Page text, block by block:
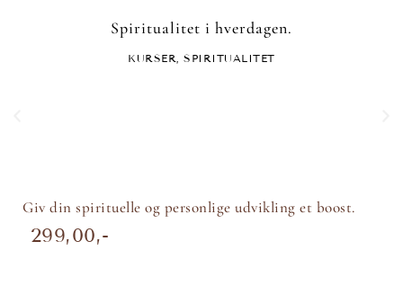
Spiritualitet i hverdagen.
KURSER,SPIRITUALITET
Giv din spirituelle og personlige udvikling et boost.
299,00